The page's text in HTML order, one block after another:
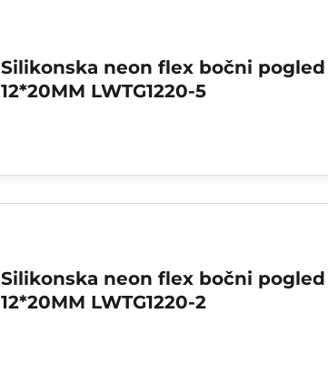
Silikonska neon flex bočni pogled
12*20MM LWTG1220-5
Silikonska neon flex bočni pogled
12*20MM LWTG1220-2